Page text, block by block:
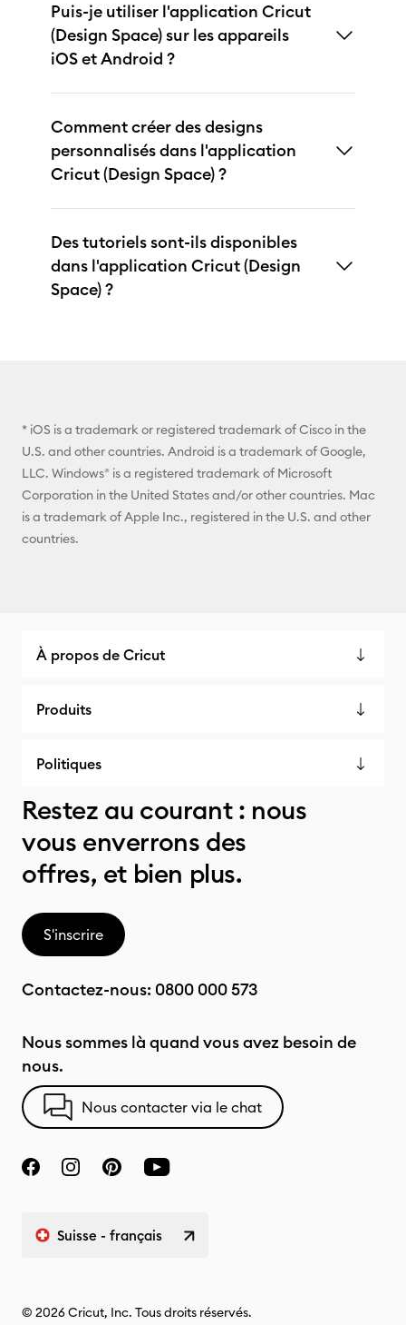
Puis-je utiliser l'application Cricut
(Design Space) sur les appareils
iOS et Android ?
Comment créer des designs
personnalisés dans l'application
Cricut (Design Space) ?
Des tutoriels sont-ils disponibles
dans l'application Cricut (Design
Space) ?
* iOS is a trademark or registered trademark of Cisco in the
U.S. and other countries. Android is a trademark of Google,
LLC. Windows® is a registered trademark of Microsoft
Corporation in the United States and/or other countries. Mac
is a trademark of Apple Inc., registered in the U.S. and other
countries.
À propos de Cricut
Produits
Politiques
Restez au courant : nous
vous enverrons des
offres, et bien plus.
S'inscrire
Contactez-nous: 0800 000 573
Nous sommes là quand vous avez besoin de
nous.
Nous contacter via le chat
Suisse - français
© 2026 Cricut, Inc. Tous droits réservés.